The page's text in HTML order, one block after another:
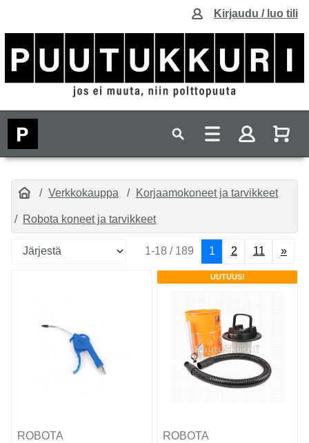
Kirjaudu / luo tili
Verkkokauppa Korjaamokoneet ja tarvikkeet
Robota koneet ja tarvikkeet
1-18 / 189 1 2 11 »
ROBOTA
UUTUUS!
ROBOTA